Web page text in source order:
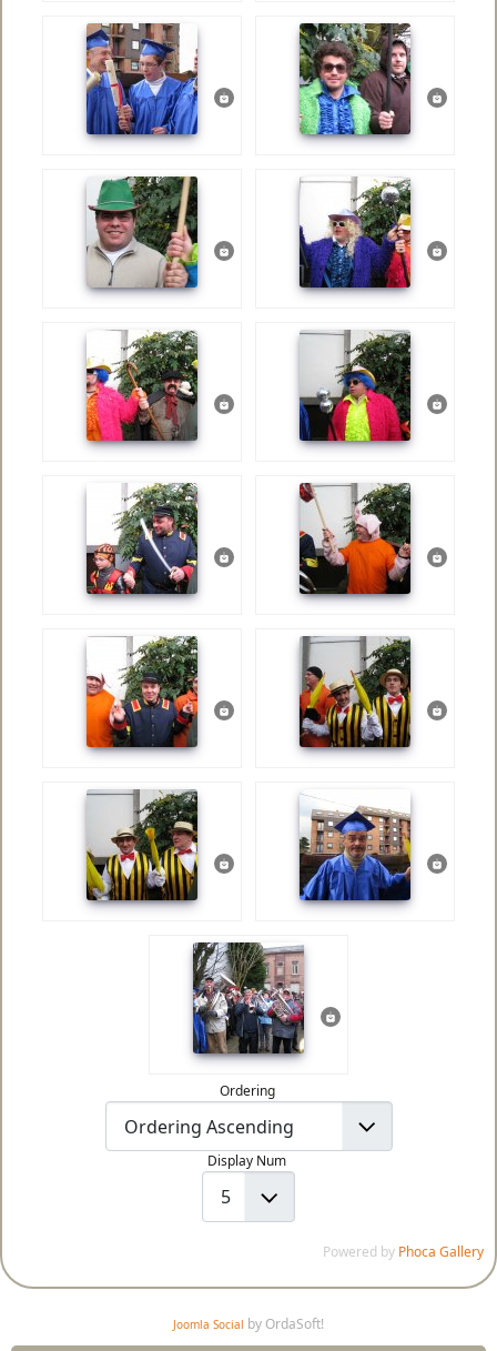
Ordering
Display Num
Powered by Phoca Gallery
Joomla Social by OrdaSoft!